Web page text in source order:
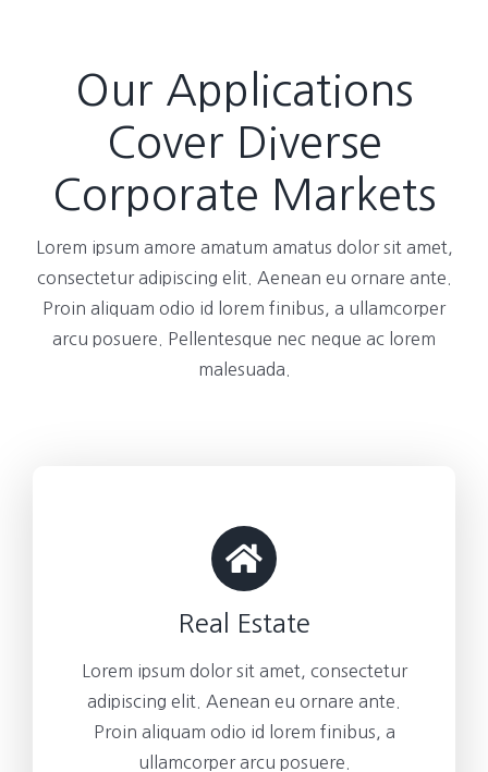
Our Applications
Cover Diverse
Corporate Markets
Lorem ipsum amore amatum amatus dolor sit amet,
consectetur adipiscing elit. Aenean eu ornare ante.
Proin aliquam odio id lorem finibus, a ullamcorper
arcu posuere. Pellentesque nec neque ac lorem
malesuada.
Real Estate
Lorem ipsum dolor sit amet, consectetur
adipiscing elit. Aenean eu ornare ante.
Proin aliquam odio id lorem finibus, a
ullamcorper arcu posuere.